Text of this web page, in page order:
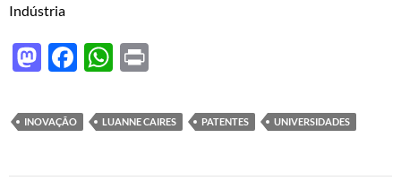
Indústria
M
to
d
o
F
e
b
o
W
at
s
A
nt
INOVAÇÃO LUANNE CAIRES PATENTES UNIVERSIDADES